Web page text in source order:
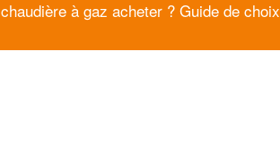
à gaz acheter ? Guide de choix